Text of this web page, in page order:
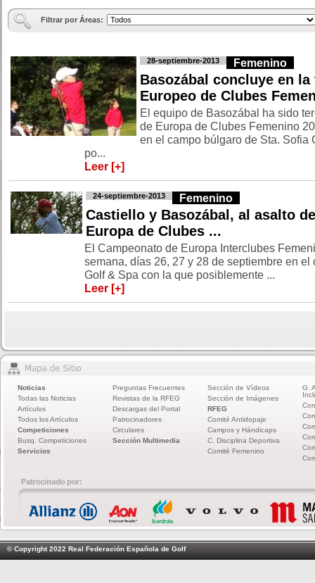
Filtrar por Áreas:
28-septiembre-2013 Femenino
Basozábal concluye en
Europeo de Clubes
El equipo de Basozábal ha sido
de Europa de Clubes Femenino
en el campo búlgaro de Sta. Sofia
po...
Leer [+]
24-septiembre-2013 Femenino
Castiello y Basozábal, al asalto
Europa de Clubes ...
El Campeonato de Europa Interclubes
semana, días 26, 27 y 28 de septiembre en
Golf & Spa con la que posiblemente ...
Leer [+]
Noticias
Todas las Noticias
Artículos
Todos los Artículos
Competiciones
Busq. Competiciones
Servicios
Preguntas Frecuentes
Revistas de la RFEG
Descargas del Portal
Patrocinadores
Circulares
Sección Multimedia
Sección de Vídeos
Sección de Imágenes
RFEG
Comité Antidopaje
Campos y Hándicaps
C. Disciplina Deportiva
Comité Femenino
G.
© Copyright 2022 Real Federación Española de Golf